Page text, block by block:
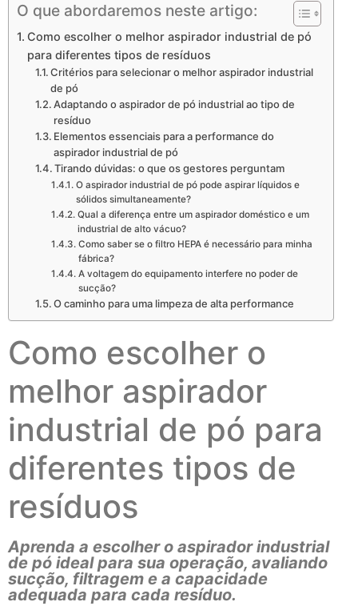
O que abordaremos neste artigo:
Como escolher o melhor aspirador industrial de pó
para diferentes tipos de resíduos
Critérios para selecionar o melhor aspirador industrial
de pó
Adaptando o aspirador de pó industrial ao tipo de
resíduo
Elementos essenciais para a performance do
aspirador industrial de pó
Tirando dúvidas: o que os gestores perguntam
O aspirador industrial de pó pode aspirar líquidos e
sólidos simultaneamente?
Qual a diferença entre um aspirador doméstico e um
industrial de alto vácuo?
Como saber se o filtro HEPA é necessário para minha
fábrica?
A voltagem do equipamento interfere no poder de
sucção?
O caminho para uma limpeza de alta performance
Como escolher o
melhor aspirador
industrial de pó para
diferentes tipos de
resíduos
Aprenda a escolher o aspirador industrial
de pó ideal para sua operação, avaliando
sucção, filtragem e a capacidade
adequada para cada resíduo.